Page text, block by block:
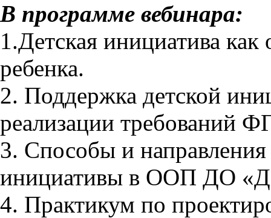
В программе вебинара:
1.Детская инициатива как
ребенка.
2. Поддержка детской
реализации требований
3. Способы и
инициативы в ООП ДО
4. Практикум по